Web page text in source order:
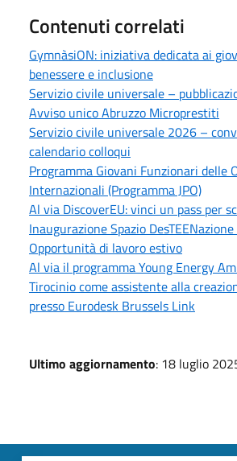
Contenuti correlati
GymnàsiON: iniziativa dedicata ai
benessere e inclusione
Servizio civile universale –
Avviso unico Abruzzo Microprestiti
Servizio civile universale 2026 –
calendario colloqui
Programma Giovani Funzionari delle
Internazionali (Programma JPO)
Al via DiscoverEU: vinci un pass per
Inaugurazione Spazio
Opportunità di lavoro estivo
Al via il programma Young Energy
Tirocinio come assistente alla
presso Eurodesk Brussels Link
Ultimo aggiornamento: 18 luglio